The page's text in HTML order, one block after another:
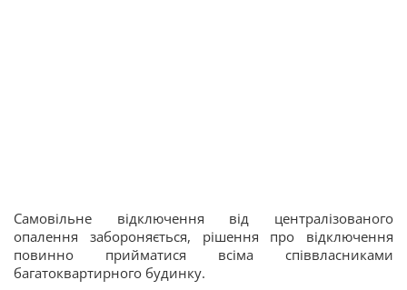
Самовільне відключення від централізованого
опалення забороняється, рішення про відключення
повинно прийматися всіма співвласниками
багатоквартирного будинку.